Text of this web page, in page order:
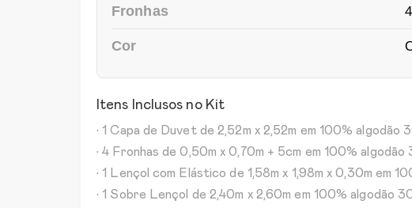
Fronhas
Cor
Itens Inclusos no Kit
• 1 Capa de Duvet de 2,52m x 2,52m em 100%
• 4 Fronhas de 0,50m x 0,70m + 5cm em 100%
• 1 Lençol com Elástico de 1,58m x 1,98m x 0,30m em
• 1 Sobre Lençol de 2,40m x 2,60m em 100% algodão